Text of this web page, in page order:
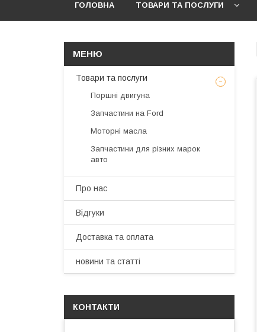
ГОЛОВНА ТОВАРИ ТА ПОСЛУГИ
Товари та послуги
Поршні двигуна
Запчастини на Ford
Моторні масла
Запчастини для різних марок
авто
Про нас
Відгуки
Доставка та оплата
новини та статті
КОНТАКТИ